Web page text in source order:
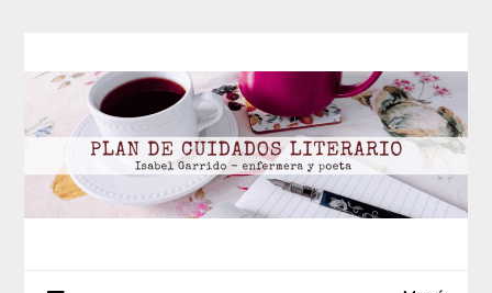
contenido